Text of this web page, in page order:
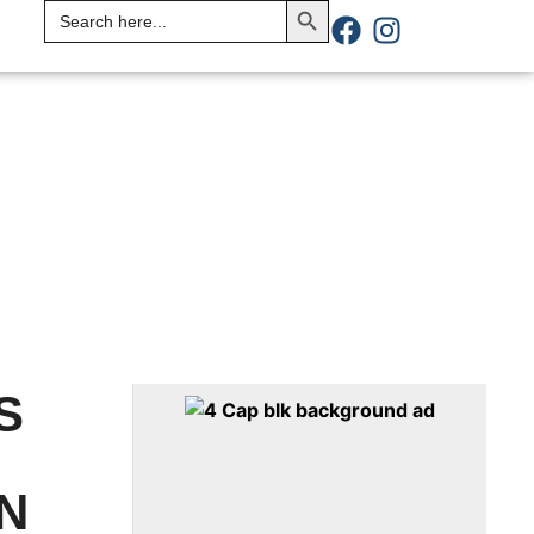
Search
for: